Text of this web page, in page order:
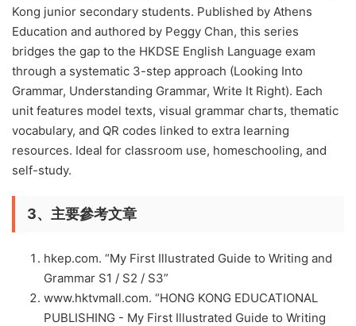
Kong junior secondary students. Published by Athens
Education and authored by Peggy Chan, this series
bridges the gap to the HKDSE English Language exam
through a systematic 3-step approach (Looking Into
Grammar, Understanding Grammar, Write It Right). Each
unit features model texts, visual grammar charts, thematic
vocabulary, and QR codes linked to extra learning
resources. Ideal for classroom use, homeschooling, and
self-study.
3、主要參考文章
hkep.com. “My First Illustrated Guide to Writing and
Grammar S1 / S2 / S3”
www.hktvmall.com. “HONG KONG EDUCATIONAL
PUBLISHING - My First Illustrated Guide to Writing